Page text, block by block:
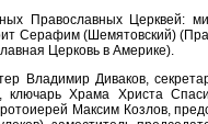
Православных Церквей:
Серафим (Шемятовский)
Церковь в Америке).
Владимир Диваков,
Храма Христа
Максим Козлов,